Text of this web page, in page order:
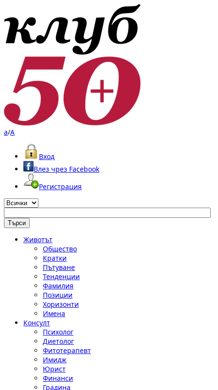
a/A
Вход
Влез чрез Facebook
Регистрация
Животът
Общество
Кратки
Пътуване
Тенденции
Фамилия
Позиции
Хоризонти
Имена
Консулт
Психолог
Диетолог
Фитотерапевт
Имидж
Юрист
Финанси
Градина